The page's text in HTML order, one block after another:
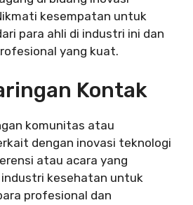
kesempatan untuk
para ahli di industri ini dan
yang kuat.
Kontak
komunitas atau
dengan inovasi teknologi
atau acara yang
kesehatan untuk
profesional dan